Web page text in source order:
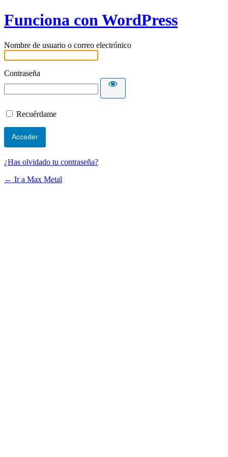
Funciona con WordPress
Nombre de usuario o correo electrónico
Contraseña
Recuérdame
¿Has olvidado tu contraseña?
← Ir a Max Metal